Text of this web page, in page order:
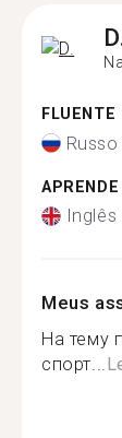
FLUENTE
Russo
APRENDE
Inglês
Meus
На тему
спорт...